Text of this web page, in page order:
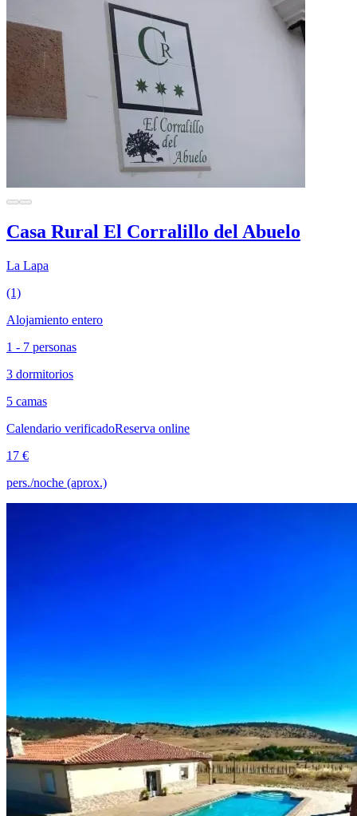
Casa Rural El Corralillo del Abuelo
La Lapa
(1)
Alojamiento entero
1 - 7 personas
3 dormitorios
5 camas
Calendario verificadoReserva online
17 €
pers./noche (aprox.)